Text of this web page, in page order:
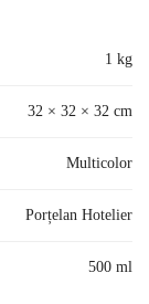
1 kg
32 × 32 × 32 cm
Multicolor
Porțelan Hotelier
500 ml